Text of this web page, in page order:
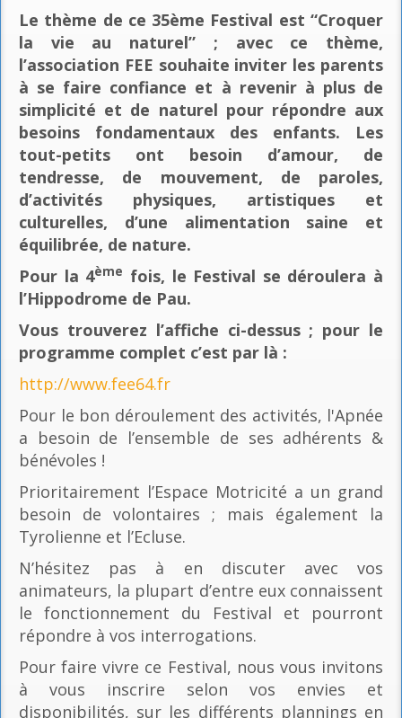
Le thème de ce 35ème Festival est “Croquer
la vie au naturel” ; avec ce thème,
l’association FEE souhaite inviter les parents
à se faire confiance et à revenir à plus de
simplicité et de naturel pour répondre aux
besoins fondamentaux des enfants. Les
tout-petits ont besoin d’amour, de
tendresse, de mouvement, de paroles,
d’activités physiques, artistiques et
culturelles, d’une alimentation saine et
équilibrée, de nature.
Pour la 4ème fois, le Festival se déroulera à
l’Hippodrome de Pau.
Vous trouverez l’affiche ci-dessus ; pour le
programme complet c’est par là :
http://www.fee64.fr
Pour le bon déroulement des activités, l'Apnée
a besoin de l’ensemble de ses adhérents &
bénévoles !
Prioritairement l’Espace Motricité a un grand
besoin de volontaires ; mais également la
Tyrolienne et l’Ecluse.
N’hésitez pas à en discuter avec vos
animateurs, la plupart d’entre eux connaissent
le fonctionnement du Festival et pourront
répondre à vos interrogations.
Pour faire vivre ce Festival, nous vous invitons
à vous inscrire selon vos envies et
disponibilités, sur les différents plannings en